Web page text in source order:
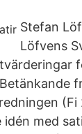
Stefan
Löfvens
(Fi
idén med